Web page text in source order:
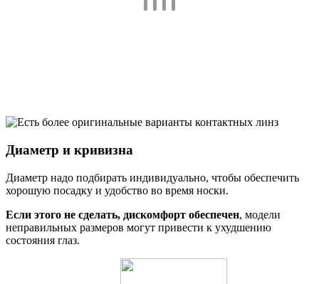
Диаметр и кривизна
Диаметр надо подбирать индивидуально, чтобы обеспечить
хорошую посадку и удобство во время носки.
Если этого не сделать, дискомфорт обеспечен, модели
неправильных размеров могут привести к ухудшению
состояния глаз.